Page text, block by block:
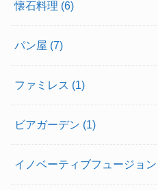
懐石料理 (6)
パン屋 (7)
ファミレス (1)
ビアガーデン (1)
イノベーティブフュージョン